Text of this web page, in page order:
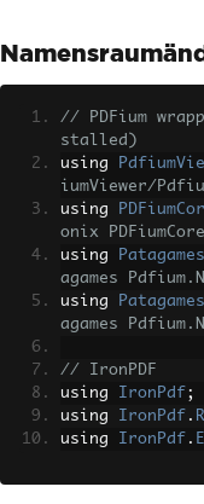
// PDFium
stalled)
using
iumViewer/
using
onix
using
Patagames
agames
using
Patagames
agames
// IronPDF
using IronPdf ;
using IronPdf .
using IronPdf .